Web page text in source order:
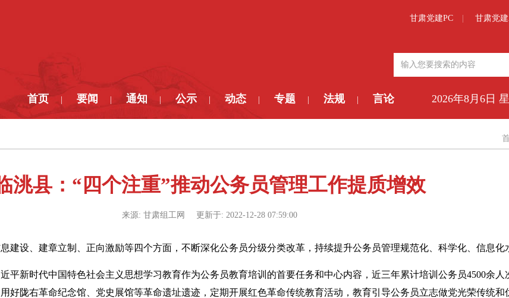
甘肃党建PC 甘肃党
首页 要闻 通知 公示 动态 专题 法规 言论 2026年8月6日
洮县：“四个注重”推动公务员管理工作提质增效
来源: 甘肃组工网 更新于: 2022-12-28 07:59:00
建设、建章立制、正向激励等四个方面，不断深化公务员分级分类改革，持续提升公务员管理规范化、科学化、信息化
平新时代中国特色社会主义思想学习教育作为公务员教育培训的首要任务和中心内容，近三年累计培训公务员4500余人
好陇右革命纪念馆、党史展馆等革命遗址遗迹，定期开展红色革命传统教育活动，教育引导公务员立志做党光荣传统和